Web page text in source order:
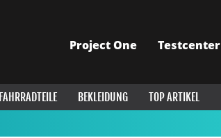
Project One Testcenter
FAHRRADTEILE BEKLEIDUNG TOP ARTIKEL